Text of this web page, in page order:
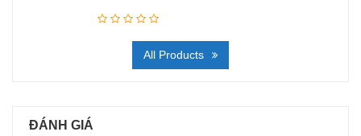
All Products
ĐÁNH GIÁ